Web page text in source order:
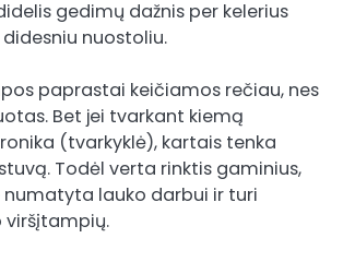
gedimų dažnis per kelerius
nuostoliu.
paprastai keičiamos rečiau, nes
Bet jei tvarkant kiemą
(tvarkyklė), kartais tenka
Todėl verta rinktis gaminius,
numatyta lauko darbui ir turi
viršįtampių.